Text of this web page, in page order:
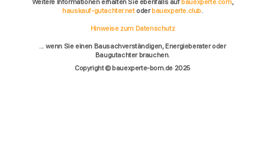
Weitere Informationen erhalten Sie ebenfalls auf bauexperte.com,
hauskauf-gutachter.netoderbauexperte.club.
Hinweise zum Datenschutz
... wenn Sie einen Bausachverständigen, Energieberater oder
Baugutachter brauchen.
Copyright © bauexperte-born.de 2025